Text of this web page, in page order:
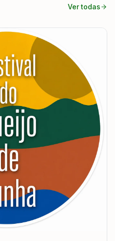
Ver todas